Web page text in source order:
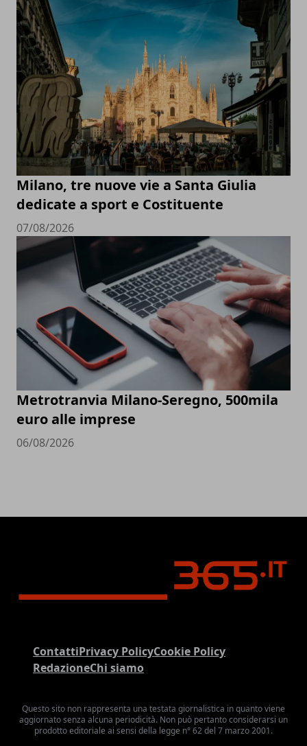
Milano, tre nuove vie a Santa Giulia
dedicate a sport e Costituente
07/08/2026
Metrotranvia Milano-Seregno, 500mila
euro alle imprese
06/08/2026
ContattiPrivacy PolicyCookie Policy
RedazioneChi siamo
Questo sito non rappresenta una testata giornalistica in quanto viene
aggiornato senza alcuna periodicità. Non può pertanto considerarsi un
prodotto editoriale ai sensi della legge n° 62 del 7 marzo 2001.